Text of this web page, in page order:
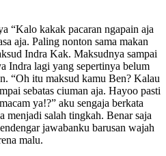
“Kalo kakak pacaran ngapain aja
aja. Paling nonton sama makan
Indra Kak. Maksudnya sampai
Indra lagi yang sepertinya belum
“Oh itu maksud kamu Ben? Kalau
sebatas ciuman aja. Hayoo pasti
ya!?” aku sengaja berkata
menjadi salah tingkah. Benar saja
jawabanku barusan wajah
malu.